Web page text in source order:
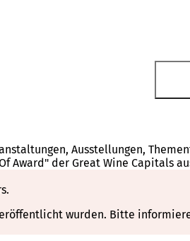
Ausstellungen,
Award" der Great Wine Capitals
wurden. Bitte